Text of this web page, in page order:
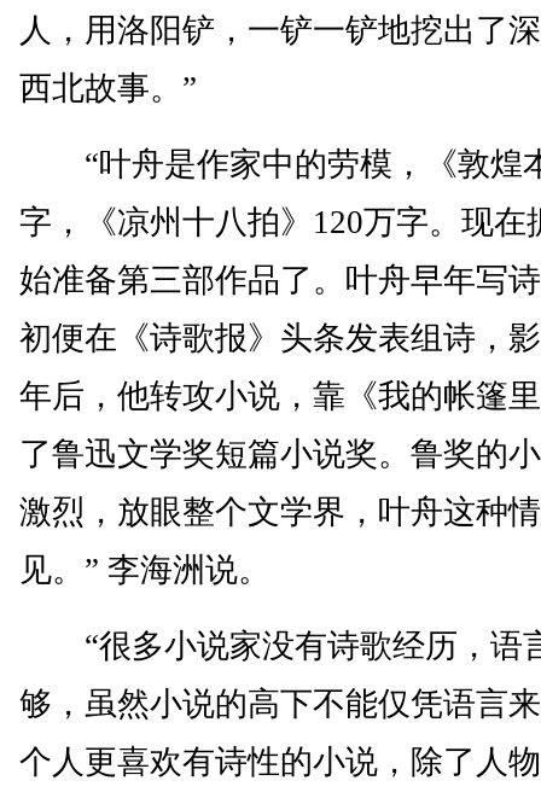
人，用洛阳铲，一铲一铲地挖出了
西北故事。”
“叶舟是作家中的劳模，《敦煌
字，《凉州十八拍》120万字。现在
始准备第三部作品了。叶舟早年写
初便在《诗歌报》头条发表组诗，
年后，他转攻小说，靠《我的帐篷
了鲁迅文学奖短篇小说奖。鲁奖的
激烈，放眼整个文学界，叶舟这种
见。” 李海洲说。
“很多小说家没有诗歌经历，语
够，虽然小说的高下不能仅凭语言
个人更喜欢有诗性的小说，除了人